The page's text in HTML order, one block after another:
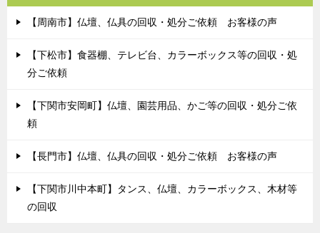
【周南市】仏壇、仏具の回収・処分ご依頼 お客様の声
【下松市】食器棚、テレビ台、カラーボックス等の回収・処
分ご依頼
【下関市安岡町】仏壇、園芸用品、かご等の回収・処分ご依
頼
【長門市】仏壇、仏具の回収・処分ご依頼 お客様の声
【下関市川中本町】タンス、仏壇、カラーボックス、木材等
の回収